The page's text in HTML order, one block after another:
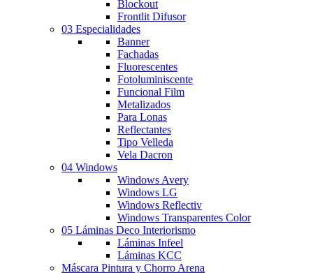
Blockout
Frontlit Difusor
03 Especialidades
Banner
Fachadas
Fluorescentes
Fotoluminiscente
Funcional Film
Metalizados
Para Lonas
Reflectantes
Tipo Velleda
Vela Dacron
04 Windows
Windows Avery
Windows LG
Windows Reflectiv
Windows Transparentes Color
05 Láminas Deco Interiorismo
Láminas Infeel
Láminas KCC
Máscara Pintura y Chorro Arena